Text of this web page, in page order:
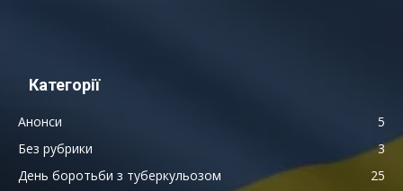
Категорії
Анонси
5
Без рубрики
3
День боротьби з туберкульозом
25